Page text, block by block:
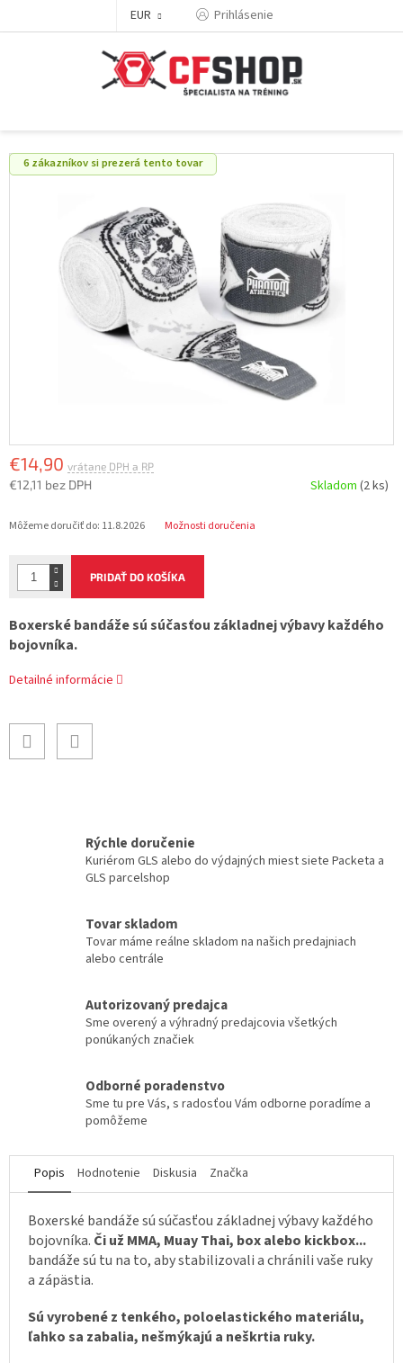
EUR Prihlásenie
€14,90
€12,11 bez DPH
cena:
Skladom(2 ks)
Môžeme doručiť do: 11.8.2026 Možnosti doručenia
PRIDAŤ DO KOŠÍKA
Boxerské bandáže sú súčasťou základnej výbavy každého
bojovníka.
Detailné informácie
Rýchle doručenie
Kuriérom GLS alebo do výdajných miest siete Packeta a
GLS parcelshop
Tovar skladom
Tovar máme reálne skladom na našich predajniach
alebo centrále
Autorizovaný predajca
Sme overený a výhradný predajcovia všetkých
ponúkaných značiek
Odborné poradenstvo
Sme tu pre Vás, s radosťou Vám odborne poradíme a
pomôžeme
Popis Hodnotenie Diskusia Značka
Boxerské bandáže sú súčasťou základnej výbavy každého
bojovníka. Či už MMA, Muay Thai, box alebo kickbox...
bandáže sú tu na to, aby stabilizovali a chránili vaše ruky
a zápästia.
Sú vyrobené z tenkého, poloelastického materiálu,
ľahko sa zabalia, nešmýkajú a neškrtia ruky.